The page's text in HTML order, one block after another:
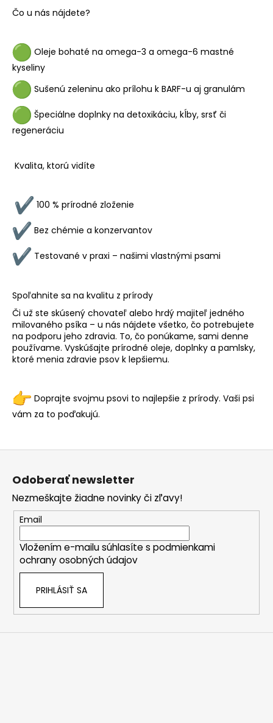
Čo u nás nájdete?
Oleje bohaté na omega-3 a omega-6 mastné
kyseliny
Sušenú zeleninu ako prílohu k BARF-u aj granulám
Špeciálne doplnky na detoxikáciu, kĺby, srsť či
regeneráciu
Kvalita, ktorú vidíte
100 % prírodné zloženie
Bez chémie a konzervantov
Testované v praxi – našimi vlastnými psami
Spoľahnite sa na kvalitu z prírody
Či už ste skúsený chovateľ alebo hrdý majiteľ jedného
milovaného psíka – u nás nájdete všetko, čo potrebujete
na podporu jeho zdravia. To, čo ponúkame, sami denne
používame. Vyskúšajte prírodné oleje, doplnky a pamlsky,
ktoré menia zdravie psov k lepšiemu.
Doprajte svojmu psovi to najlepšie z prírody. Vaši psi
vám za to poďakujú.
Z
Odoberať newsletter
Nezmeškajte žiadne novinky či zľavy!
Email
Vložením e-mailu súhlasíte s podmienkami
ochrany osobných údajov
PRIHLÁSIŤ SA